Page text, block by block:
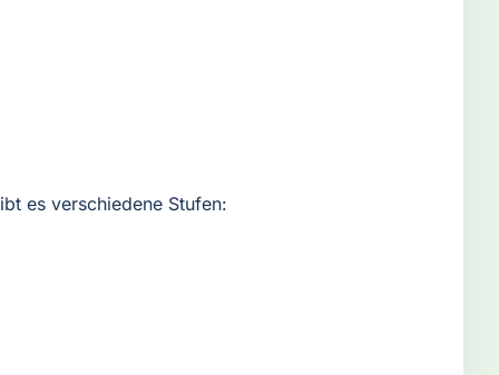
es verschiedene Stufen: